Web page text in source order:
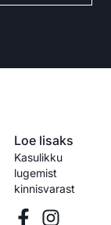
Loe lisaks
Kasulikku
lugemist
kinnisvarast